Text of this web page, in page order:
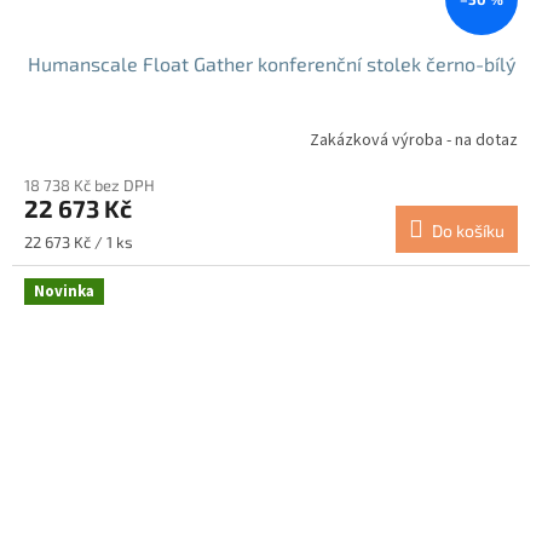
Humanscale Float Gather konferenční stolek černo-bílý
Zakázková výroba - na dotaz
18 738 Kč bez DPH
22 673 Kč
Měrná
cena:
22 673 Kč / 1 ks
Do košíku
Novinka